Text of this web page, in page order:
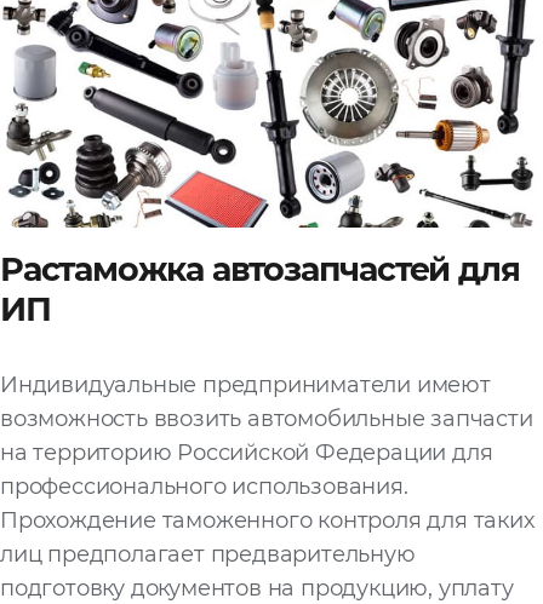
Растаможка автозапчастей для
ИП
Индивидуальные предприниматели имеют
возможность ввозить автомобильные запчасти
на территорию Российской Федерации для
профессионального использования.
Прохождение таможенного контроля для таких
лиц предполагает предварительную
подготовку документов на продукцию, уплату